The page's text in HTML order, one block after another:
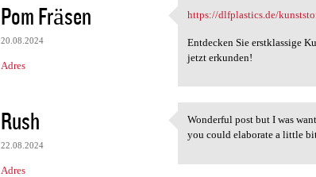
Pom Fräsen
20.08.2024
Adres
https://dlfplastics.de
https://dlfplastics.de/
Entdecken Sie erstklassige
jetzt erkunden!
Rush
22.08.2024
Adres
Wonderful post but I
Wonderful post but I was
you could elaborate a little